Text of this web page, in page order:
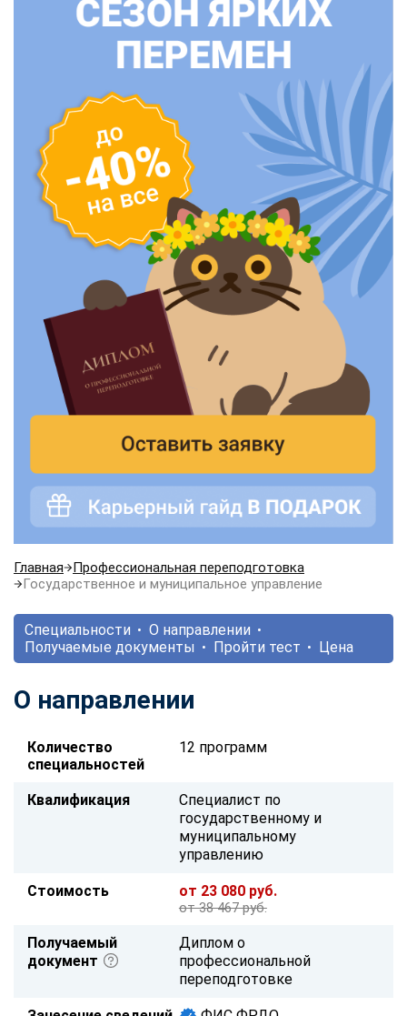
Главная
Профессиональная переподготовка
Государственное и муниципальное управление
Специальности
О направлении
Получаемые документы
Пройти тест Цена
О направлении
Количество
специальностей
12 программ
Квалификация
Специалист по
государственному и
муниципальному
управлению
Стоимость от 23 080 руб.
от 38 467 руб.
Получаемый
документ
Диплом о
профессиональной
переподготовке